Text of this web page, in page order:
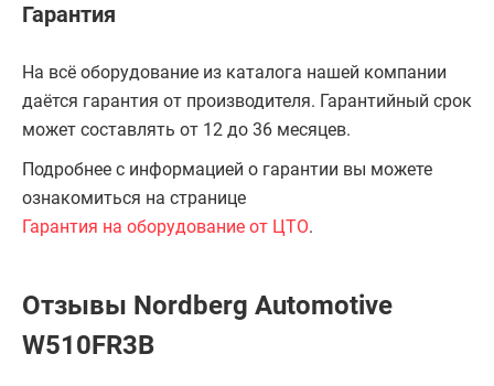
Гарантия
На всё оборудование из каталога нашей компании
даётся гарантия от производителя. Гарантийный срок
может составлять от 12 до 36 месяцев.
Подробнее с информацией о гарантии вы можете
ознакомиться на странице
Гарантия на оборудование от ЦТО.
Отзывы Nordberg Automotive
W510FR3B